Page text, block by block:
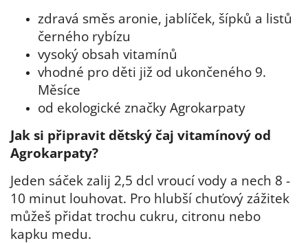
zdravá směs aronie, jablíček, šípků a listů
černého rybízu
vysoký obsah vitamínů
vhodné pro děti již od ukončeného 9.
Měsíce
od ekologické značky Agrokarpaty
Jak si připravit dětský čaj vitamínový od
Agrokarpaty?
Jeden sáček zalij 2,5 dcl vroucí vody a nech 8 -
10 minut louhovat. Pro hlubší chuťový zážitek
můžeš přidat trochu cukru, citronu nebo
kapku medu.